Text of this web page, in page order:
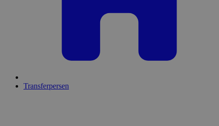
Transferpersen